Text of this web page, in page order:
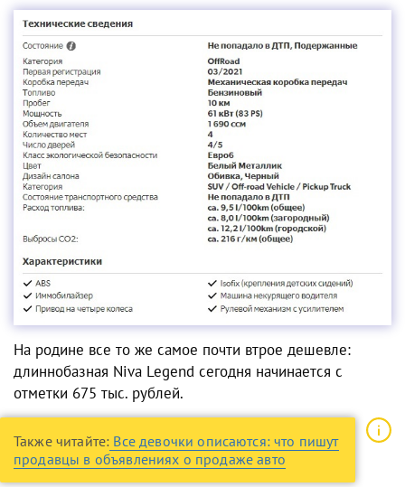
На родине все то же самое почти втрое дешевле:
длиннобазная Niva Legend сегодня начинается с
отметки 675 тыс. рублей.
Также читайте: Все девочки описаются: что пишут
продавцы в объявлениях о продаже авто